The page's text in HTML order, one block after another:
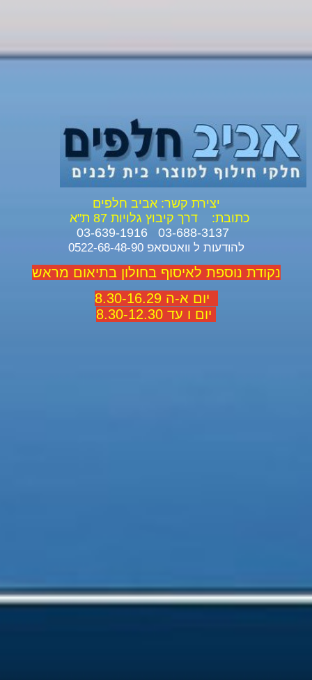
יצירת קשר: אביב חלפים
כתובת:
דרך קיבוץ גלויות 87 ת"א
להודעות ל וואטסאפ 0522-68-48-90
נקודת נוספת לאיסוף בחולון בתיאום מראש
יום א-ה 8.30-16.29
יום ו עד 8.30-12.30